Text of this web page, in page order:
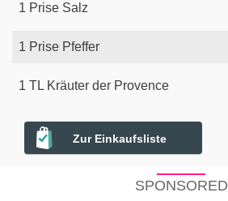
1 Prise Salz
1 Prise Pfeffer
1 TL Kräuter der Provence
Zur Einkaufsliste
SPONSORED